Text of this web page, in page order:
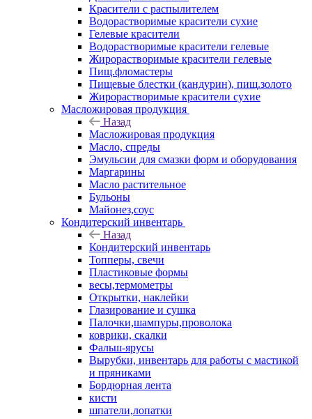
Красители с распылителем
Водорастворимые красители сухие
Гелевые красители
Водорастворимые красители гелевые
Жирорастворимые красители гелевые
Пищ.фломастеры
Пищевые блестки (кандурин), пищ.золото
Жирорастворимые красители сухие
Масложировая продукция
Назад
Масложировая продукция
Масло, спреды
Эмульсии для смазки форм и оборудования
Маргарины
Масло растительное
Бульоны
Майонез,соус
Кондитерский инвентарь
Назад
Кондитерский инвентарь
Топперы, свечи
Пластиковые формы
весы,термометры
Открытки, наклейки
Глазирование и сушка
Палочки,шампуры,проволока
коврики, скалки
Фальш-ярусы
Вырубки, инвентарь для работы с мастикой
и пряниками
Бордюрная лента
кисти
шпатели,лопатки